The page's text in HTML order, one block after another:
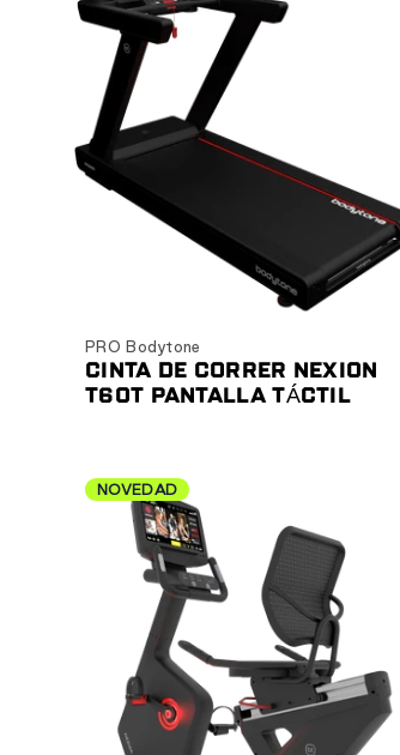
Ver producto
PRO Bodytone
CINTA DE CORRER NEXION
T60T PANTALLA TÁCTIL
NOVEDAD